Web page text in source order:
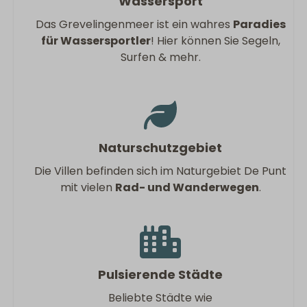
Das Grevelingenmeer ist ein wahres Paradies
für Wassersportler! Hier können Sie Segeln,
Surfen & mehr.
Naturschutzgebiet
Die Villen befinden sich im Naturgebiet De Punt
mit vielen Rad- und Wanderwegen.
Pulsierende Städte
Beliebte Städte wie